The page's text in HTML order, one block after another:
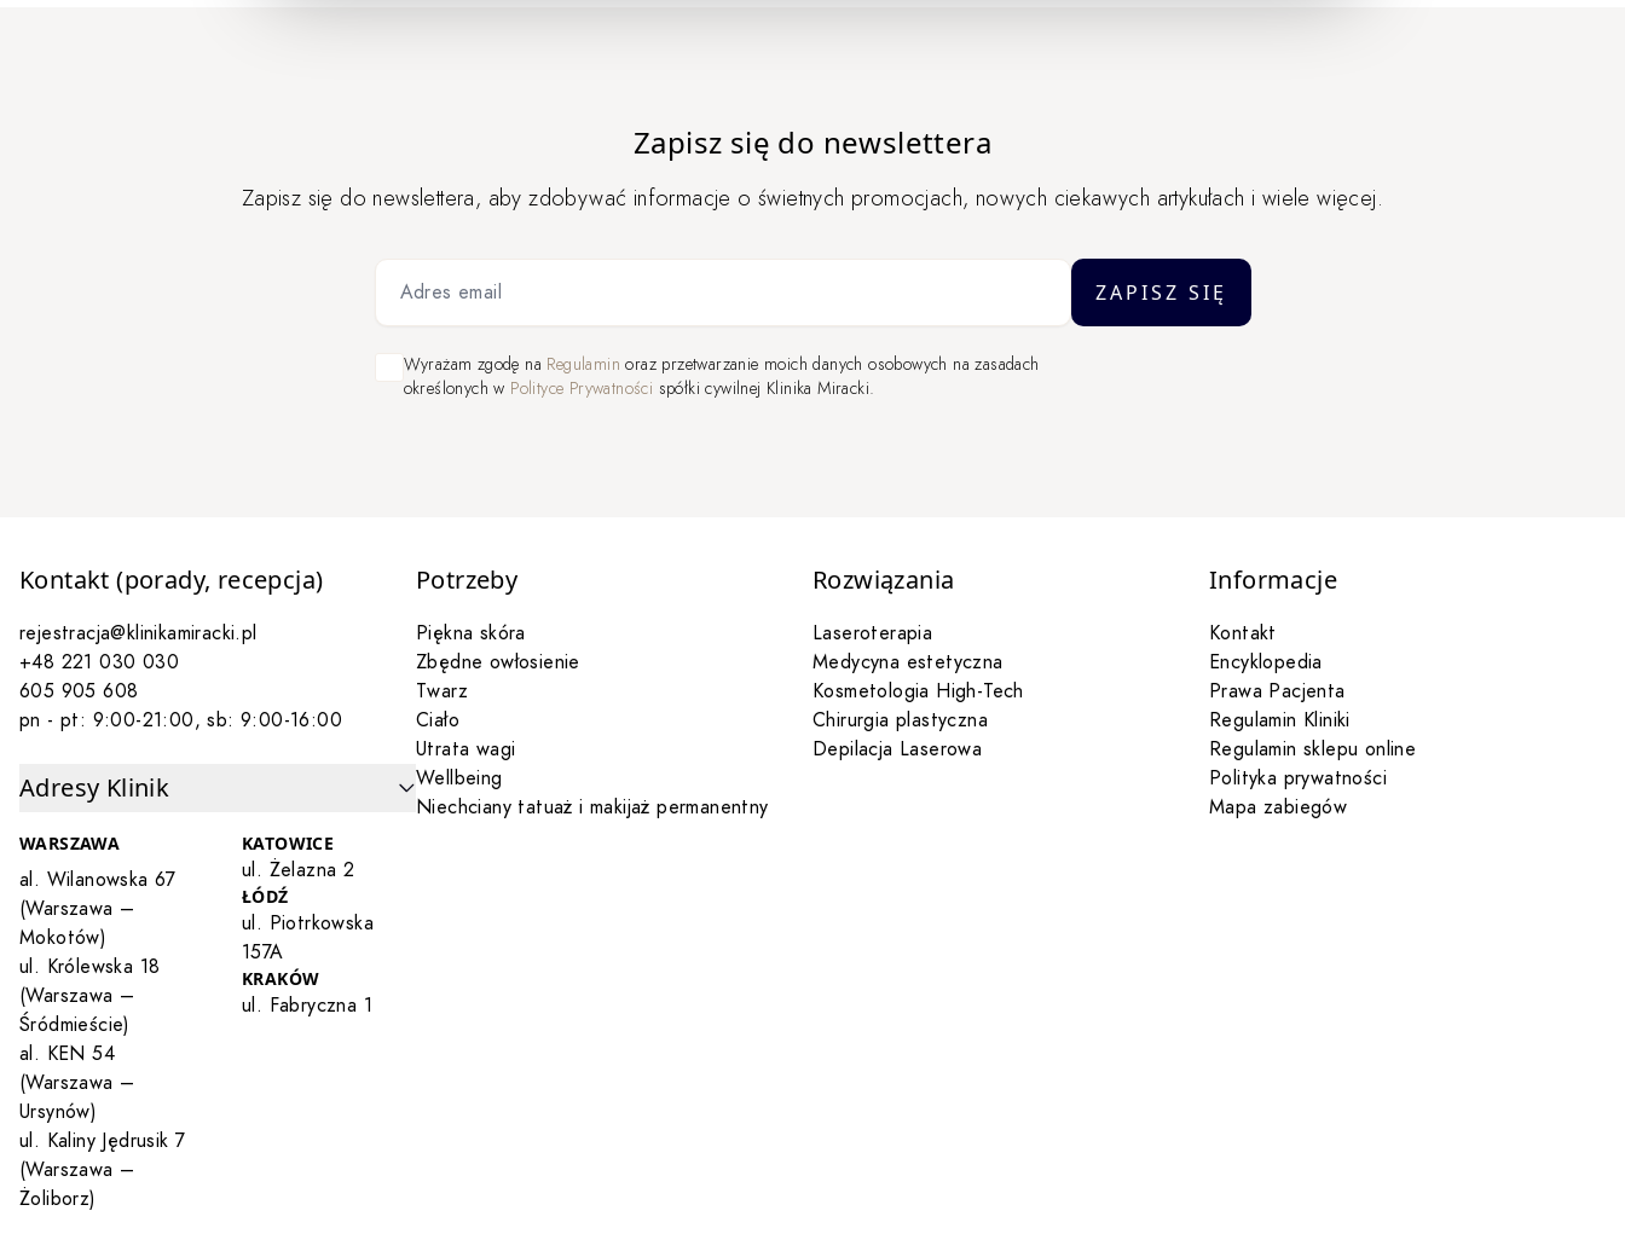
Zapisz się do newslettera
Zapisz się do newslettera, aby zdobywać informacje o świetnych promocjach, nowych ciekawych artykułach i wiele więcej.
Adres email
Wyrażam zgodę na Regulamin oraz przetwarzanie moich danych osobowych na zasadach
określonych w Polityce Prywatności spółki cywilnej Klinika Miracki.
ZAPISZ SIĘ
Kontakt (porady, recepcja)
rejestracja@klinikamiracki.pl
+48 221 030 030
605 905 608
pn - pt: 9:00-21:00, sb: 9:00-16:00
Adresy Klinik
WARSZAWA
al. Wilanowska 67
(Warszawa –
Mokotów)
ul. Królewska 18
(Warszawa –
Śródmieście)
al. KEN 54
(Warszawa –
Ursynów)
ul. Kaliny Jędrusik 7
(Warszawa –
Żoliborz)
KATOWICE
ul. Żelazna 2
ŁÓDŹ
ul. Piotrkowska
157A
KRAKÓW
ul. Fabryczna 1
Potrzeby
Piękna skóra
Zbędne owłosienie
Twarz
Ciało
Utrata wagi
Wellbeing
Niechciany tatuaż i makijaż permanentny
Rozwiązania
Laseroterapia
Medycyna estetyczna
Kosmetologia High-Tech
Chirurgia plastyczna
Depilacja Laserowa
Informacje
Kontakt
Encyklopedia
Prawa Pacjenta
Regulamin Kliniki
Regulamin sklepu online
Polityka prywatności
Mapa zabiegów